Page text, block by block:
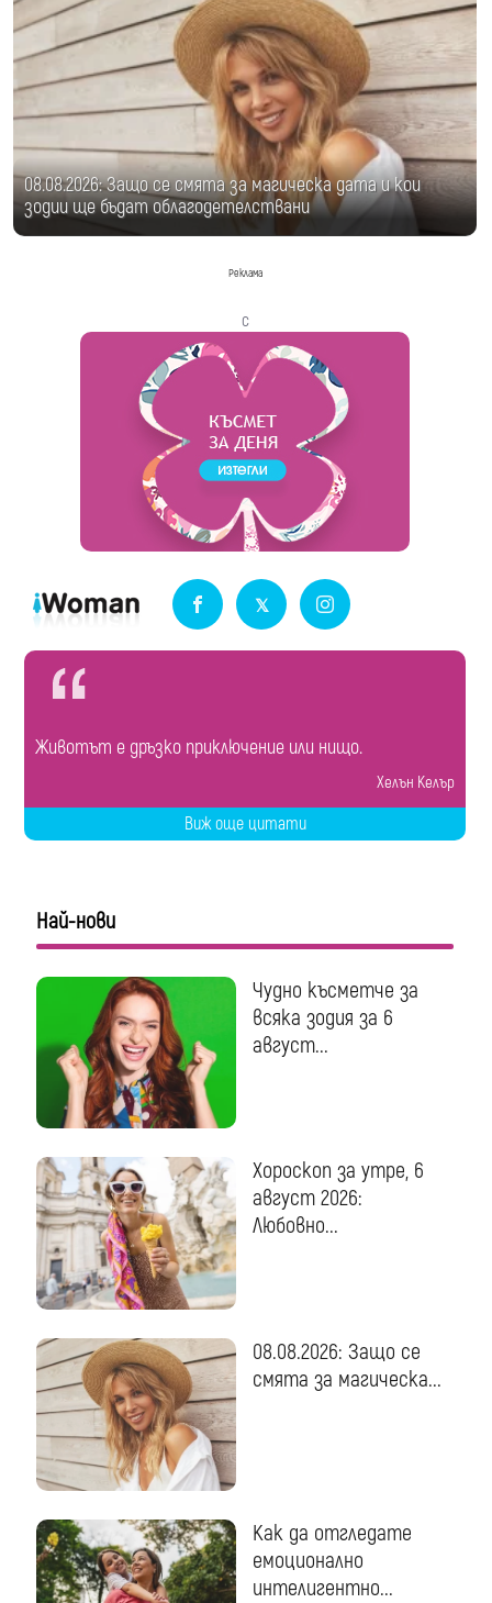
08.08.2026: Защо се смята за магическа дата и кои
зодии ще бъдат облагодетелствани
Реклама
с
Животът е дръзко приключение или нищо.
Хелън Келър
Виж още цитати
Най-нови
Чудно късметче за
всяка зодия за 6
август...
Хороскоп за утре, 6
август 2026:
Любовно...
08.08.2026: Защо се
смята за магическа...
Как да отгледате
емоционално
интелигентно...